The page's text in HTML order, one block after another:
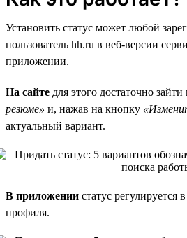
Установить статус может любой
пользователь hh.ru в веб-версии
приложении.
На сайте для этого достаточно
резюме» и, нажав на кнопку
актуальный вариант.
В приложении статус регулируется
профиля.